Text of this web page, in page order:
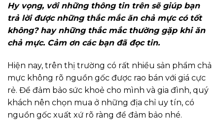
Hy vọng, với những thông tin trên sẽ giúp bạn
trả lời được những thắc mắc ăn chả mực có tốt
không? hay những thắc mắc thường gặp khi ăn
chả mực. Cảm ơn các bạn đã đọc tin.
Hiện nay, trên thị trường có rất nhiều sản phẩm chả
mực không rõ nguồn gốc được rao bán với giá cực
rẻ. Để đảm bảo sức khoẻ cho mình và gia đình, quý
khách nên chọn mua ở những địa chỉ uy tín, có
nguồn gốc xuất xứ rõ ràng để đảm bảo nhé.